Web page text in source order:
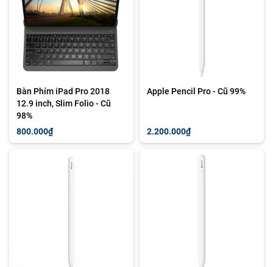
Bàn Phím iPad Pro 2018
12.9 inch, Slim Folio - Cũ
98%
800.000₫
Apple Pencil Pro - Cũ 99%
2.200.000₫